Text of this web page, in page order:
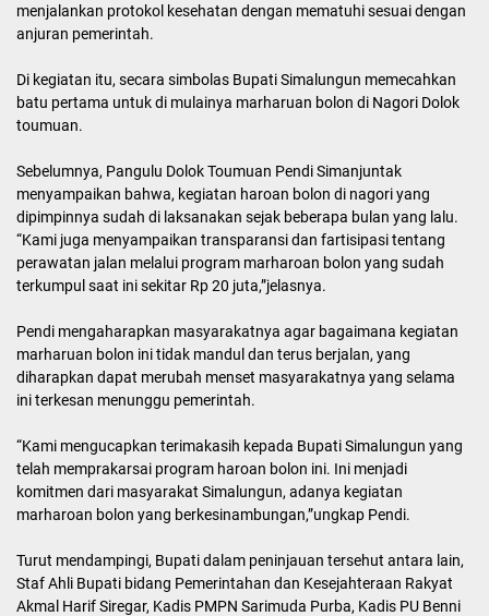
menjalankan protokol kesehatan dengan mematuhi sesuai dengan
anjuran pemerintah.
Di kegiatan itu, secara simbolas Bupati Simalungun memecahkan
batu pertama untuk di mulainya marharuan bolon di Nagori Dolok
toumuan.
Sebelumnya, Pangulu Dolok Toumuan Pendi Simanjuntak
menyampaikan bahwa, kegiatan haroan bolon di nagori yang
dipimpinnya sudah di laksanakan sejak beberapa bulan yang lalu.
“Kami juga menyampaikan transparansi dan fartisipasi tentang
perawatan jalan melalui program marharoan bolon yang sudah
terkumpul saat ini sekitar Rp 20 juta,”jelasnya.
Pendi mengaharapkan masyarakatnya agar bagaimana kegiatan
marharuan bolon ini tidak mandul dan terus berjalan, yang
diharapkan dapat merubah menset masyarakatnya yang selama
ini terkesan menunggu pemerintah.
“Kami mengucapkan terimakasih kepada Bupati Simalungun yang
telah memprakarsai program haroan bolon ini. Ini menjadi
komitmen dari masyarakat Simalungun, adanya kegiatan
marharoan bolon yang berkesinambungan,”ungkap Pendi.
Turut mendampingi, Bupati dalam peninjauan tersehut antara lain,
Staf Ahli Bupati bidang Pemerintahan dan Kesejahteraan Rakyat
Akmal Harif Siregar, Kadis PMPN Sarimuda Purba, Kadis PU Benni